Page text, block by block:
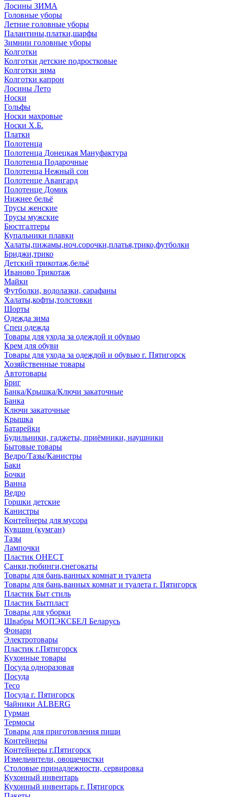
Лосины ЗИМА
Головные уборы
Летние головные уборы
Палантины,платки,шарфы
Зимнии головные уборы
Колготки
Колготки детские подростковые
Колготки зима
Колготки капрон
Лосины Лето
Носки
Гольфы
Носки махровые
Носки Х.Б.
Платки
Полотенца
Полотенца Донецкая Мануфактура
Полотенца Подарочные
Полотенца Нежный сон
Полотенце Авангард
Полотенце Домик
Нижнее бельё
Трусы женские
Трусы мужские
Бюстгалтеры
Купальники плавки
Халаты,пижамы,ноч.сорочки,платья,трико,футболки
Бриджи,трико
Детский трикотаж,бельё
Иваново Трикотаж
Майки
Футболки, водолазки, сарафаны
Халаты,кофты,толстовки
Шорты
Одежда зима
Спец одежда
Товары для ухода за одеждой и обувью
Крем для обуви
Товары для ухода за одеждой и обувью г. Пятигорск
Хозяйственные товары
Автотовары
Бриг
Банка/Крышка/Ключи закаточные
Банка
Ключи закаточные
Крышка
Батарейки
Будильники, гаджеты, приёмники, наушники
Бытовые товары
Ведро/Тазы/Канистры
Баки
Бочки
Ванна
Ведро
Горшки детские
Канистры
Контейнеры для мусора
Кувшин (кумган)
Тазы
Лампочки
Пластик ОНЕСТ
Санки,тюбинги,снегокаты
Товары для бань,ванных комнат и туалета
Товары для бань,ванных комнат и туалета г. Пятигорск
Пластик Быт стиль
Пластик Бытпласт
Товары для уборки
Швабры МОПЭКСБЕЛ Беларусь
Фонари
Электротовары
Пластик г.Пятигорск
Кухонные товары
Посуда одноразовая
Посуда
Teco
Посуда г. Пятигорск
Чайники ALBERG
Гурман
Термосы
Товары для приготовления пищи
Контейнеры
Контейнеры г.Пятигорск
Измельчители, овощечистки
Столовые принадлежности, сервировка
Кухонный инвентарь
Кухонный инвентарь г. Пятигорск